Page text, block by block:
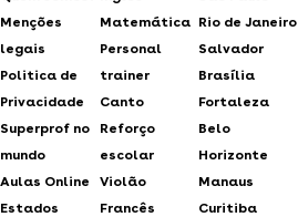
Menções
legais
Politica de
Privacidade
Superprof no
mundo
Aulas Online
Estados
Matemática
Personal
trainer
Canto
Reforço
escolar
Violão
Francês
Rio de Janeiro
Salvador
Brasília
Fortaleza
Belo
Horizonte
Manaus
Curitiba